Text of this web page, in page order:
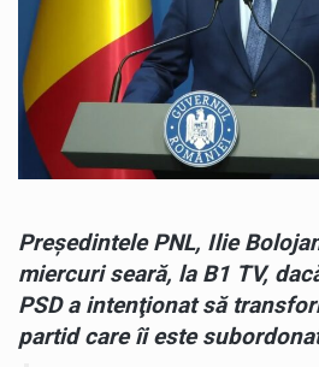
Preşedintele PNL, Ilie
miercuri seară, la B1 TV,
PSD a intenţionat să
partid care îi este